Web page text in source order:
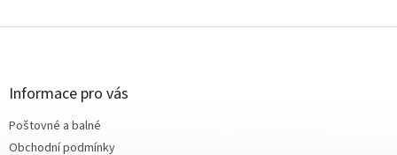
Z
Informace pro vás
Poštovné a balné
Obchodní podmínky